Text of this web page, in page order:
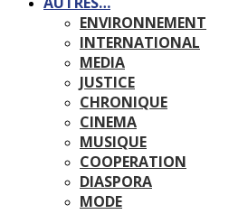
ENVIRONNEMENT
INTERNATIONAL
MEDIA
JUSTICE
CHRONIQUE
CINEMA
MUSIQUE
COOPERATION
DIASPORA
MODE